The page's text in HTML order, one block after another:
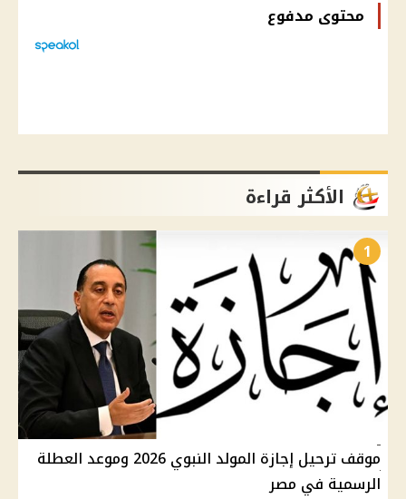
محتوى مدفوع
الأكثر قراءة
1
موقف ترحيل إجازة المولد النبوي 2026 وموعد العطلة
الرسمية في مصر